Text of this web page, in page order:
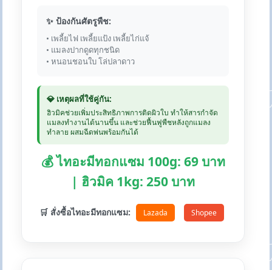
✨ ป้องกันศัตรูพืช:
• เพลี้ยไฟ เพลี้ยแป้ง เพลี้ยไก่แจ้
• แมลงปากดูดทุกชนิด
• หนอนชอนใบ โล่ปลาดาว
💎 เหตุผลที่ใช้คู่กัน:
ฮิวมิคช่วยเพิ่มประสิทธิภาพการติดผิวใบ ทำให้สารกำจัด
แมลงทำงานได้นานขึ้น และช่วยฟื้นฟูพืชหลังถูกแมลง
ทำลาย ผสมฉีดพ่นพร้อมกันได้
💰 ไทอะมีทอกแซม 100g: 69 บาท
| ฮิวมิค 1kg: 250 บาท
🛒 สั่งซื้อไทอะมีทอกแซม: Lazada Shopee